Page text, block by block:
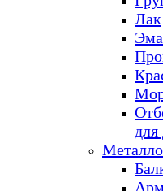
Лак
для